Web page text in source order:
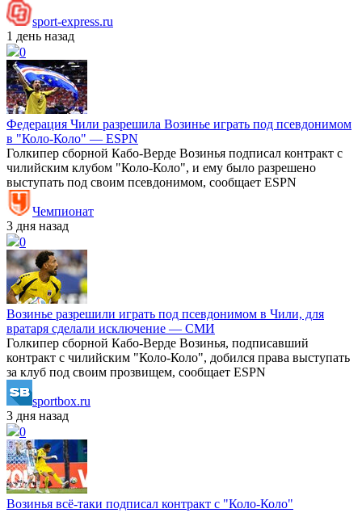
sport-express.ru
1 день назад
0
Федерация Чили разрешила Возинье играть под псевдонимом
в "Коло‑Коло" — ESPN
Голкипер сборной Кабо-Верде Возинья подписал контракт с
чилийским клубом "Коло-Коло", и ему было разрешено
выступать под своим псевдонимом, сообщает ESPN
Чемпионат
3 дня назад
0
Возинье разрешили играть под псевдонимом в Чили, для
вратаря сделали исключение — СМИ
Голкипер сборной Кабо‑Верде Возинья, подписавший
контракт с чилийским "Коло‑Коло", добился права выступать
за клуб под своим прозвищем, сообщает ESPN
sportbox.ru
3 дня назад
0
Возинья всё-таки подписал контракт с "Коло-Коло"